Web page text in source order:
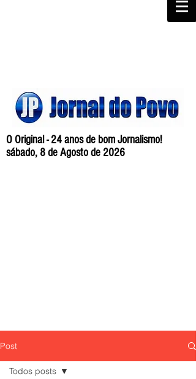
O Original - 24 anos de bom Jornalismo!
sábado, 8 de Agosto de 2026
Post
Todos posts